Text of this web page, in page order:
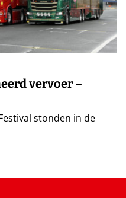
vervoer –
stonden in de